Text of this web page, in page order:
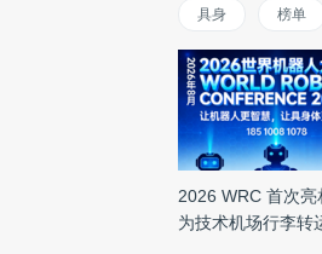
具身 榜单
2026 WRC 首次亮
为技术机场行李转